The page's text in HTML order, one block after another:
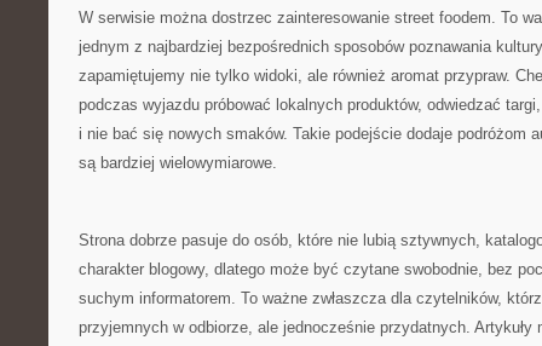
W serwisie można dostrzec zainteresowanie street foodem. To
jednym z najbardziej bezpośrednich sposobów poznawania
zapamiętujemy nie tylko widoki, ale również aromat przypraw.
podczas wyjazdu próbować lokalnych produktów, odwiedzać
i nie bać się nowych smaków. Takie podejście dodaje podróżom
są bardziej wielowymiarowe.
Strona dobrze pasuje do osób, które nie lubią sztywnych,
charakter blogowy, dlatego może być czytane swobodnie, bez
suchym informatorem. To ważne zwłaszcza dla czytelników,
przyjemnych w odbiorze, ale jednocześnie przydatnych. Artykuły